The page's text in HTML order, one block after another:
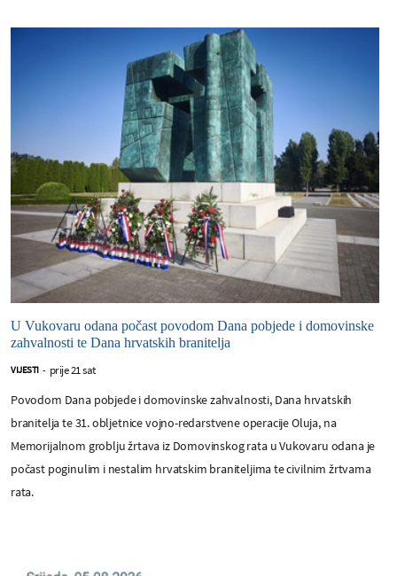
U Vukovaru odana počast povodom Dana pobjede i domovinske
zahvalnosti te Dana hrvatskih branitelja
VIJESTI - prije 21 sat
Povodom Dana pobjede i domovinske zahvalnosti, Dana hrvatskih
branitelja te 31. obljetnice vojno-redarstvene operacije Oluja, na
Memorijalnom groblju žrtava iz Domovinskog rata u Vukovaru odana je
počast poginulim i nestalim hrvatskim braniteljima te civilnim žrtvama
rata.